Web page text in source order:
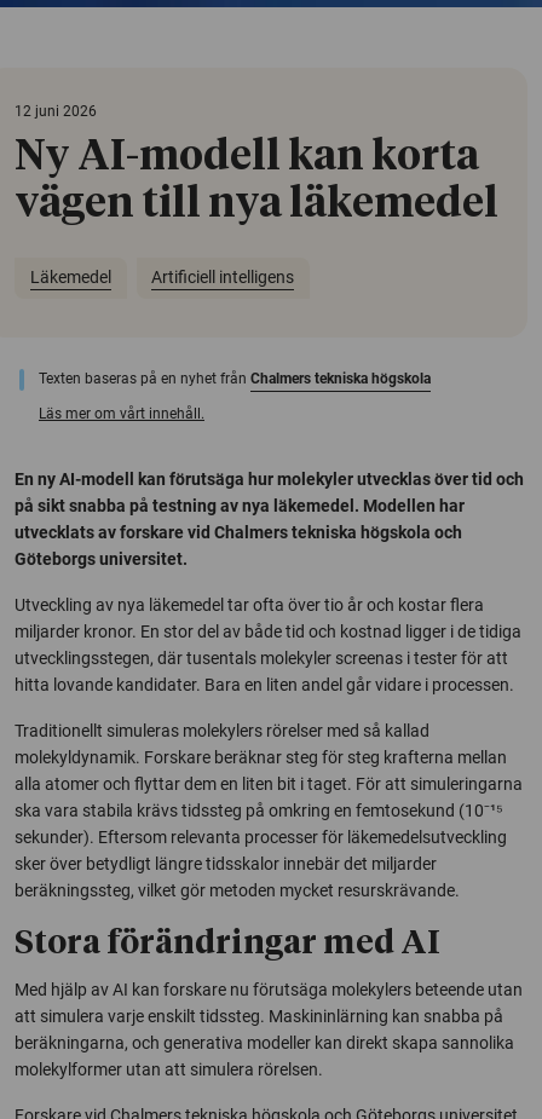
12 juni 2026
Ny AI-modell kan korta
vägen till nya läkemedel
Läkemedel Artificiell intelligens
Texten baseras på en nyhet från Chalmers tekniska högskola
Läs mer om vårt innehåll.
En ny AI-modell kan förutsäga hur molekyler utvecklas över tid och
på sikt snabba på testning av nya läkemedel. Modellen har
utvecklats av forskare vid Chalmers tekniska högskola och
Göteborgs universitet.
Utveckling av nya läkemedel tar ofta över tio år och kostar flera
miljarder kronor. En stor del av både tid och kostnad ligger i de tidiga
utvecklingsstegen, där tusentals molekyler screenas i tester för att
hitta lovande kandidater. Bara en liten andel går vidare i processen.
Traditionellt simuleras molekylers rörelser med så kallad
molekyldynamik. Forskare beräknar steg för steg krafterna mellan
alla atomer och flyttar dem en liten bit i taget. För att simuleringarna
ska vara stabila krävs tidssteg på omkring en femtosekund (10⁻¹⁵
sekunder). Eftersom relevanta processer för läkemedelsutveckling
sker över betydligt längre tidsskalor innebär det miljarder
beräkningssteg, vilket gör metoden mycket resurskrävande.
Stora förändringar med AI
Med hjälp av AI kan forskare nu förutsäga molekylers beteende utan
att simulera varje enskilt tidssteg. Maskininlärning kan snabba på
beräkningarna, och generativa modeller kan direkt skapa sannolika
molekylformer utan att simulera rörelsen.
Forskare vid Chalmers tekniska högskola och Göteborgs universitet